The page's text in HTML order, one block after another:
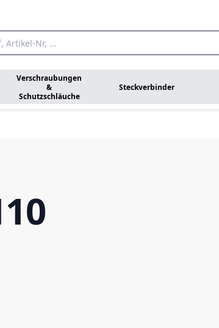
Verschraubungen
&
Schutzschläuche
Steckverbinder